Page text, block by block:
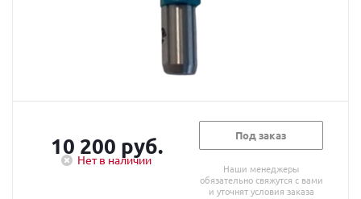
10 200 руб.
Нет в наличии
Под заказ
Наши менеджеры
обязательно свяжутся с вами
и уточнят условия заказа